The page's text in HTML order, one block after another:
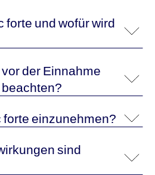
forte einzunehmen?